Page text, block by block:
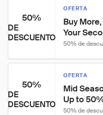
50%
DE
DESCUENTO
OFERTA
Buy
Your
50% de
50%
DE
DESCUENTO
OFERTA
Mid
Up to
50% de